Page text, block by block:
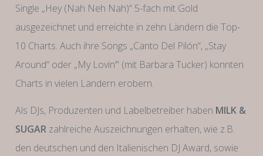
Single „Hey (Nah Neh Nah)“ 5-fach mit Gold
ausgezeichnet und erreichte in zehn Ländern die Top-
10 Charts. Auch ihre Songs „Canto Del Pilón“, „Stay
Around“ oder „My Lovin’“ (mit Barbara Tucker) konnten
Charts in vielen Ländern erobern.
Als DJs, Produzenten und Labelbetreiber haben MILK &
SUGAR zahlreiche Auszeichnungen erhalten, wie z.B.
den deutschen und den Italienischen DJ Award, sowie